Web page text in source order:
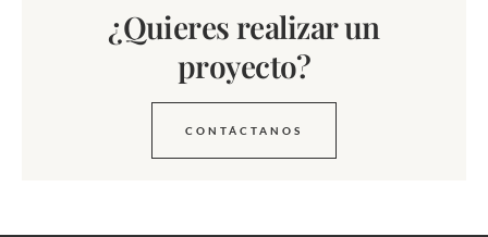
¿Quieres realizar un
proyecto?
CONTÁCTANOS